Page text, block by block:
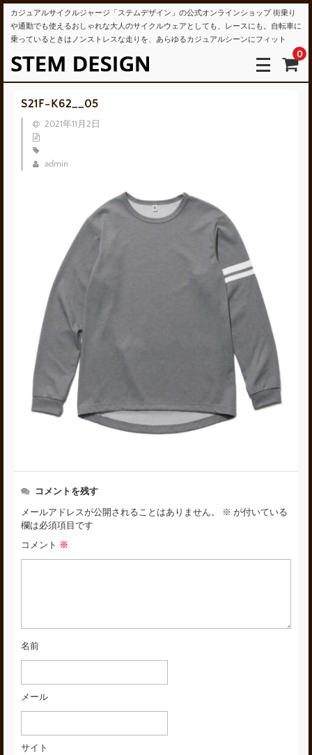
カジュアルサイクルジャージ「ステムデザイン」の公式オンラインショップ 街乗り
や通勤でも使えるおしゃれな大人のサイクルウェアとしても、レースにも。自転車に
乗っているときはノンストレスな走りを、あらゆるカジュアルシーンにフィット
0
S21F-K62__05
2021年11月2日
admin
コメントを残す
メールアドレスが公開されることはありません。 ※ が付いている
欄は必須項目です
コメント ※
名前
メール
サイト